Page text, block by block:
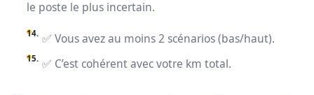
le poste le plus incertain.
✅ Vous avez au moins 2 scénarios (bas/haut).
✅ C’est cohérent avec votre km total.